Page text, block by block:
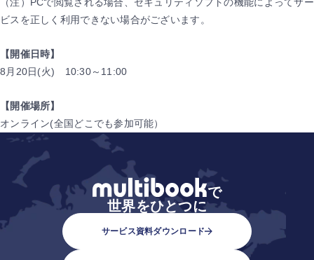
ビスを正しく利用できない場合がございます。
【開催日時】
8月20日(火) 10:30～11:00
【開催場所】
オンライン(全国どこでも参加可能）
で
世界をひとつに
サービス資料ダウンロード